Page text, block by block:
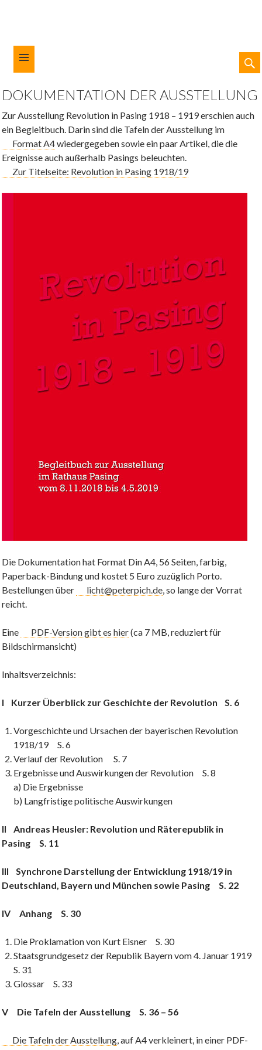
INHALT
Kulturforum München-West
DOKUMENTATION DER AUSSTELLUNG
Zur Ausstellung Revolution in Pasing 1918 – 1919 erschien auch
ein Begleitbuch. Darin sind die Tafeln der Ausstellung im
Format A4wiedergegeben sowie ein paar Artikel, die die
Ereignisse auch außerhalb Pasings beleuchten.
Zur Titelseite: Revolution in Pasing 1918/19
Die Dokumentation hat Format Din A4, 56 Seiten, farbig,
Paperback-Bindung und kostet 5 Euro zuzüglich Porto.
Bestellungen über
licht@peterpich.de, so lange der Vorrat
reicht.
Eine PDF-Version gibt es hier(ca 7 MB, reduziert für
Bildschirmansicht)
Inhaltsverzeichnis:
I Kurzer Überblick zur Geschichte der Revolution S. 6
Vorgeschichte und Ursachen der bayerischen Revolution
1918/19 S. 6
Verlauf der Revolution S. 7
Ergebnisse und Auswirkungen der Revolution S. 8
a) Die Ergebnisse
b) Langfristige politische Auswirkungen
II Andreas Heusler: Revolution und Räterepublik in
Pasing S. 11
III Synchrone Darstellung der Entwicklung 1918/19 in
Deutschland, Bayern und München sowie Pasing S. 22
IV Anhang S. 30
Die Proklamation von Kurt Eisner S. 30
Staatsgrundgesetz der Republik Bayern vom 4. Januar 1919
S. 31
Glossar S. 33
V Die Tafeln der Ausstellung S. 36 – 56
Die Tafeln der Ausstellung, auf A4 verkleinert, in einer PDF-